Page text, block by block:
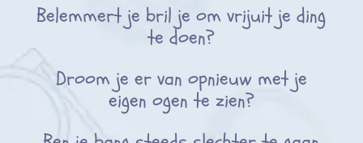
Belemmert je bril je om vrijuit je ding
te doen?
Droom je er van opnieuw met je
eigen ogen te zien?